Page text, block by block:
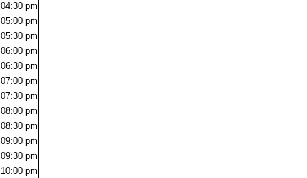
04:30 pm
05:00 pm
05:30 pm
06:00 pm
06:30 pm
07:00 pm
07:30 pm
08:00 pm
08:30 pm
09:00 pm
09:30 pm
10:00 pm